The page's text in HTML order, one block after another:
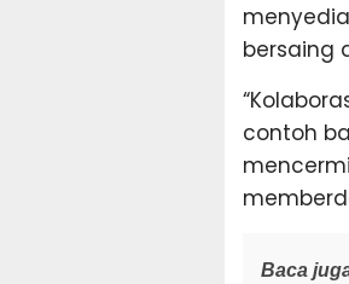
bersaing
contoh
Baca